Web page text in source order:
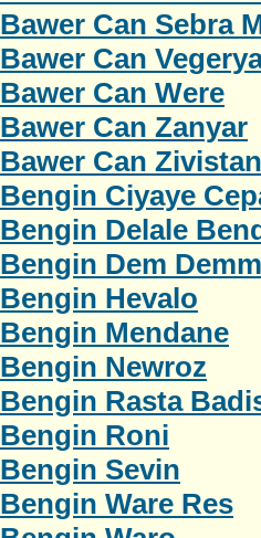
Bawer Can Sebra
Bawer Can
Bawer Can Were
Bawer Can Zanyar
Bawer Can
Bengin Ciyaye
Bengin Delale
Bengin Dem
Bengin Hevalo
Bengin Mendane
Bengin Newroz
Bengin Rasta
Bengin Roni
Bengin Sevin
Bengin Ware Res